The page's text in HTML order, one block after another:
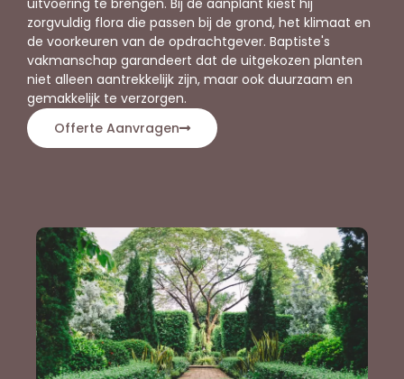
uitvoering te brengen. Bij de aanplant kiest hij
zorgvuldig flora die passen bij de grond, het klimaat en
de voorkeuren van de opdrachtgever. Baptiste's
vakmanschap garandeert dat de uitgekozen planten
niet alleen aantrekkelijk zijn, maar ook duurzaam en
gemakkelijk te verzorgen.
Offerte Aanvragen